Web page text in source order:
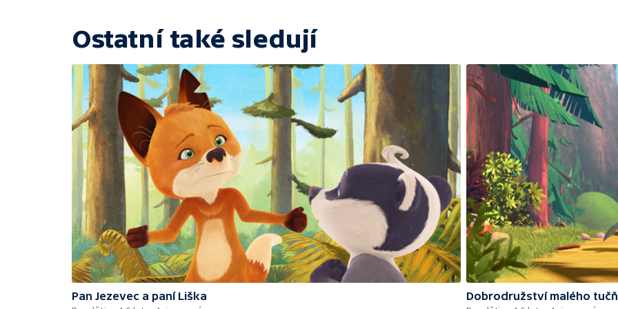
Ostatní také sledují
Pan Jezevec a paní Liška
Dobrodružství malého